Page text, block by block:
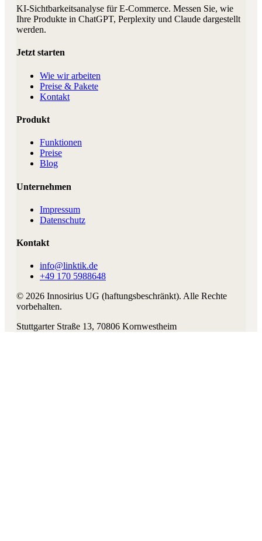
KI-Sichtbarkeitsanalyse für E-Commerce. Messen Sie, wie
Ihre Produkte in ChatGPT, Perplexity und Claude dargestellt
werden.
Jetzt starten
Wie wir arbeiten
Preise & Pakete
Kontakt
Produkt
Funktionen
Preise
Blog
Unternehmen
Impressum
Datenschutz
Kontakt
info@linktik.de
+49 170 5988648
© 2026 Innosirius UG (haftungsbeschränkt). Alle Rechte
vorbehalten.
Stuttgarter Straße 13, 70806 Kornwestheim